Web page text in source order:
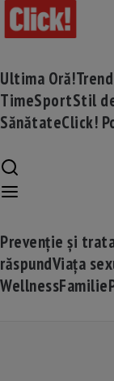
Ultima Oră!
TimeSportStil
SănătateClick!
Prevenție și
răspundViața
WellnessFamilie